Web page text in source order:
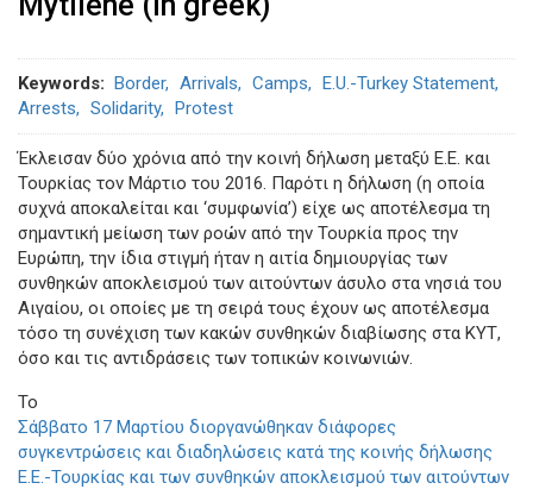
Keywords Border Arrivals Camps
E.U.-Turkey Statement
Arrests
Solidarity Protest
Έκλεισαν δύο χρόνια από την κοινή δήλωση μεταξύ Ε.Ε. και
Τουρκίας τον Μάρτιο του 2016. Παρότι η δήλωση (η οποία
συχνά αποκαλείται και ‘συμφωνία’) είχε ως αποτέλεσμα τη
σημαντική μείωση των ροών από την Τουρκία προς την
Ευρώπη, την ίδια στιγμή ήταν η αιτία δημιουργίας των
συνθηκών αποκλεισμού των αιτούντων άσυλο στα νησιά του
Αιγαίου, οι οποίες με τη σειρά τους έχουν ως αποτέλεσμα
τόσο τη συνέχιση των κακών συνθηκών διαβίωσης στα ΚΥΤ,
όσο και τις αντιδράσεις των τοπικών κοινωνιών.
Το
Σάββατο 17 Μαρτίου διοργανώθηκαν διάφορες
συγκεντρώσεις και διαδηλώσεις κατά της κοινής δήλωσης
Ε.Ε.-Τουρκίας και των συνθηκών αποκλεισμού των αιτούντων